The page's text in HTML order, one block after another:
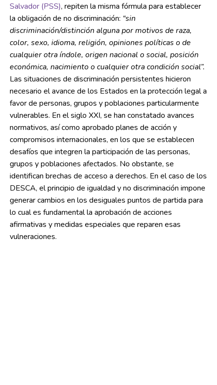
Salvador (PSS), repiten la misma fórmula para establecer
la obligación de no discriminación: “sin
discriminación/distinción alguna por motivos de raza,
color, sexo, idioma, religión, opiniones políticas o de
cualquier otra índole, origen nacional o social, posición
económica, nacimiento o cualquier otra condición social”.
Las situaciones de discriminación persistentes hicieron
necesario el avance de los Estados en la protección legal a
favor de personas, grupos y poblaciones particularmente
vulnerables. En el siglo XXI, se han constatado avances
normativos, así como aprobado planes de acción y
compromisos internacionales, en los que se establecen
desafíos que integren la participación de las personas,
grupos y poblaciones afectados. No obstante, se
identifican brechas de acceso a derechos. En el caso de los
DESCA, el principio de igualdad y no discriminación impone
generar cambios en los desiguales puntos de partida para
lo cual es fundamental la aprobación de acciones
afirmativas y medidas especiales que reparen esas
vulneraciones.